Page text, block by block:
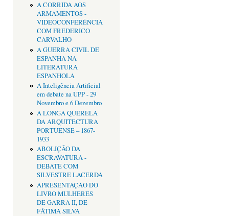
A CORRIDA AOS
ARMAMENTOS -
VIDEOCONFERÊNCIA
COM FREDERICO
CARVALHO
A GUERRA CIVIL DE
ESPANHA NA
LITERATURA
ESPANHOLA
A Inteligência Artificial
em debate na UPP - 29
Novembro e 6 Dezembro
A LONGA QUERELA
DA ARQUITECTURA
PORTUENSE – 1867-
1933
ABOLIÇÃO DA
ESCRAVATURA -
DEBATE COM
SILVESTRE LACERDA
APRESENTAÇÂO DO
LIVRO MULHERES
DE GARRA II, DE
FÁTIMA SILVA